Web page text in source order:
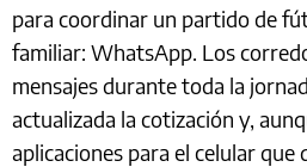
para coordinar un partido de
familiar: WhatsApp. Los
mensajes durante toda la
actualizada la cotización y,
aplicaciones para el celular